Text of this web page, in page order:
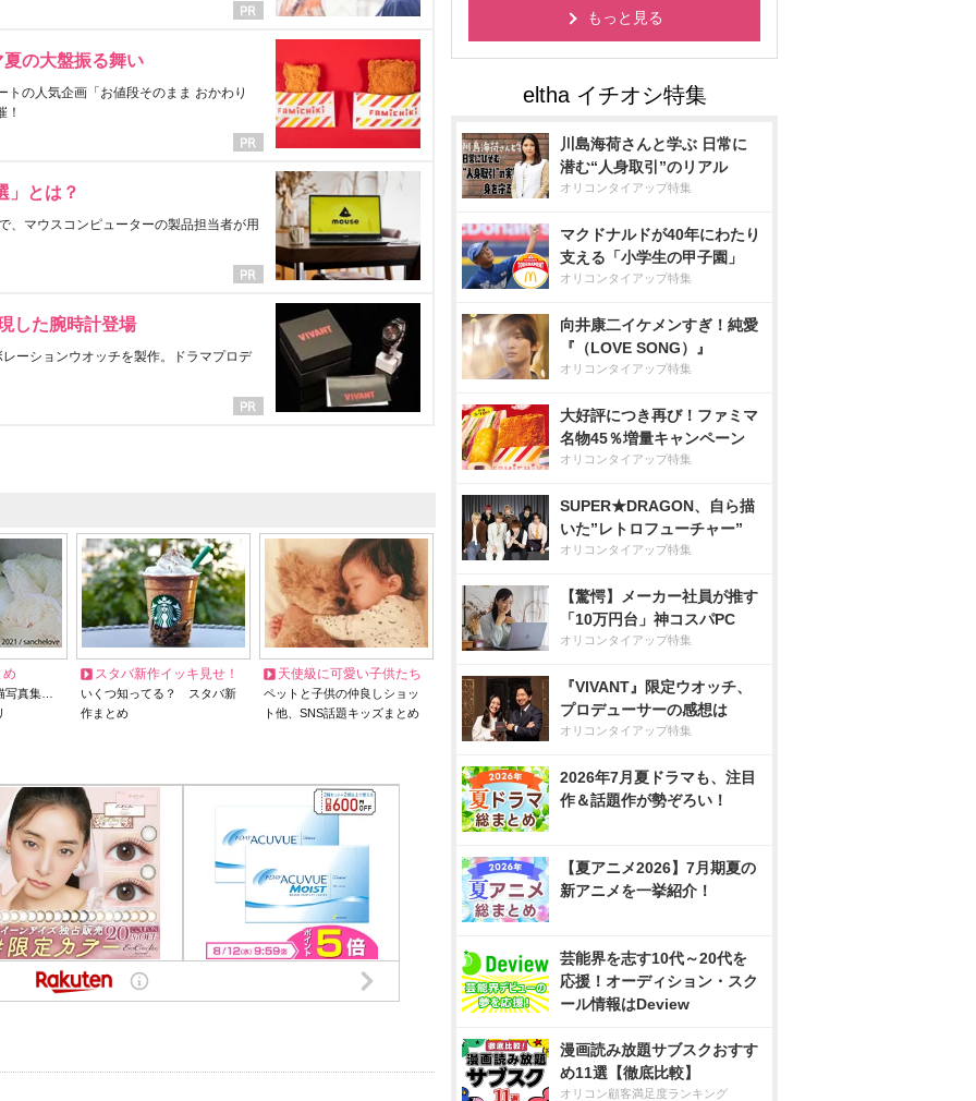
の大盤振る舞い
の人気企画「お値段そのまま おかわり
！
」とは？
、マウスコンピューターの製品担当者が用
した腕時計登場
ーションウオッチを製作。ドラマプロデ
め
写真集…
スタバ新作イッキ見せ！
いくつ知ってる？ スタバ新
作まとめ
天使級に可愛い子供たち
ペットと子供の仲良しショッ
ト他、SNS話題キッズまとめ
もっと見る
川島海荷さんと学ぶ 日常に
潜む“人身取引”のリアル
オリコンタイアップ特集
マクドナルドが40年にわたり
支える「小学生の甲子園」
オリコンタイアップ特集
向井康二イケメンすぎ！純愛
『（LOVE SONG）』
オリコンタイアップ特集
大好評につき再び！ファミマ
名物45％増量キャンペーン
オリコンタイアップ特集
SUPER★DRAGON、自ら描
いた”レトロフューチャー”
オリコンタイアップ特集
【驚愕】メーカー社員が推す
「10万円台」神コスパPC
オリコンタイアップ特集
『VIVANT』限定ウオッチ、
プロデューサーの感想は
オリコンタイアップ特集
2026年7月夏ドラマも、注目
作＆話題作が勢ぞろい！
【夏アニメ2026】7月期夏の
新アニメを一挙紹介！
芸能界を志す10代～20代を
応援！オーディション・スク
ール情報はDeview
漫画読み放題サブスクおすす
め11選【徹底比較】
オリコン顧客満足度ランキング